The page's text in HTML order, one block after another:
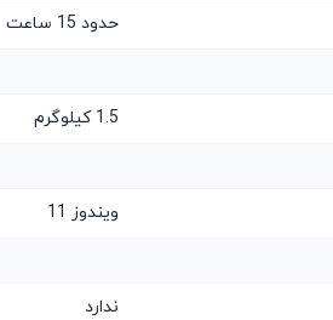
حدود 15 ساعت
1.5 کیلوگرم
ویندوز 11
ندارد